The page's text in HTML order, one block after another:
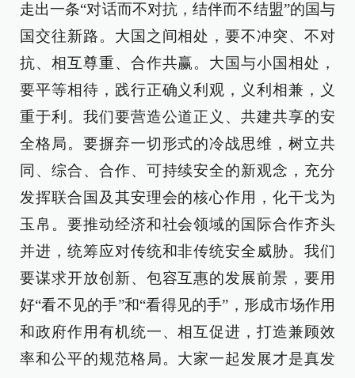
走出一条“对话而不对抗，结伴而不结盟”的国与
国交往新路。大国之间相处，要不冲突、不对
抗、相互尊重、合作共赢。大国与小国相处，
要平等相待，践行正确义利观，义利相兼，义
重于利。我们要营造公道正义、共建共享的安
全格局。要摒弃一切形式的冷战思维，树立共
同、综合、合作、可持续安全的新观念，充分
发挥联合国及其安理会的核心作用，化干戈为
玉帛。要推动经济和社会领域的国际合作齐头
并进，统筹应对传统和非传统安全威胁。我们
要谋求开放创新、包容互惠的发展前景，要用
好“看不见的手”和“看得见的手”，形成市场作用
和政府作用有机统一、相互促进，打造兼顾效
率和公平的规范格局。大家一起发展才是真发